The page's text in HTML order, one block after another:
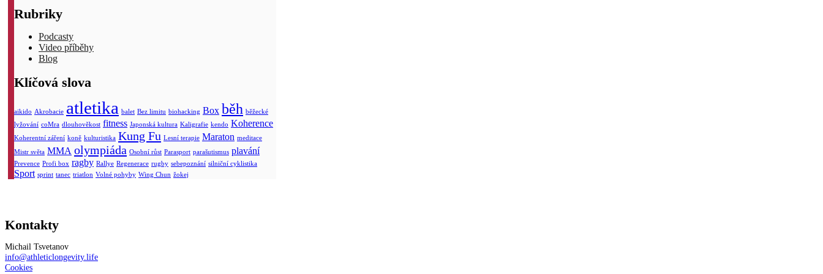
Rubriky
Podcasty
Video příběhy
Blog
Klíčová slova
aikido Akrobacie atletika balet Bez limitu biohacking Box běh běžecké
lyžování coMra dlouhověkost fitness Japonská kultura Kaligrafie kendo Koherence
Koherentní záření koně kulturistika Kung Fu Lesní terapie Maraton meditace
Mistr světa MMA olympiáda Osobní růst Parasport parašutismus plavání
Prevence Profi box ragby Rallye Regenerace rugby sebepoznání silniční cyklistika
Sport sprint tanec triatlon Volné pohyby Wing Chun žokej
Kontakty
Michail Tsvetanov
info@athleticlongevity.life
Cookies